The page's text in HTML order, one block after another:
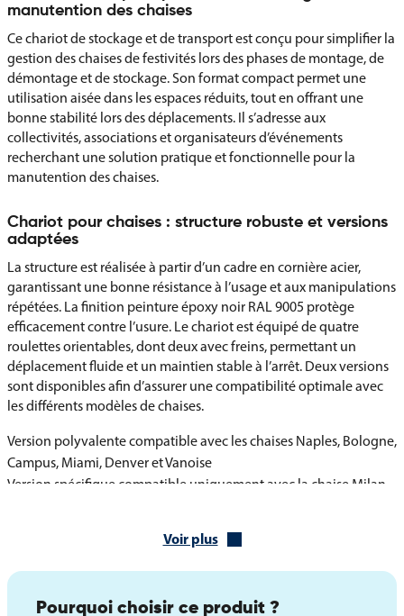
manutention des chaises
Ce chariot de stockage et de transport est conçu pour simplifier la
gestion des chaises de festivités lors des phases de montage, de
démontage et de stockage. Son format compact permet une
utilisation aisée dans les espaces réduits, tout en offrant une
bonne stabilité lors des déplacements. Il s’adresse aux
collectivités, associations et organisateurs d’événements
recherchant une solution pratique et fonctionnelle pour la
manutention des chaises.
Chariot pour chaises : structure robuste et versions
adaptées
La structure est réalisée à partir d’un cadre en cornière acier,
garantissant une bonne résistance à l’usage et aux manipulations
répétées. La finition peinture époxy noir RAL 9005 protège
efficacement contre l’usure. Le chariot est équipé de quatre
roulettes orientables, dont deux avec freins, permettant un
déplacement fluide et un maintien stable à l’arrêt. Deux versions
sont disponibles afin d’assurer une compatibilité optimale avec
les différents modèles de chaises.
Version polyvalente compatible avec les chaises Naples, Bologne,
Campus, Miami, Denver et Vanoise
Version spécifique compatible uniquement avec la chaise Milan
Caractéristiques techniques du chariot de transport
Cadre en cornière acier
Finition peinture époxy noir RAL 9005
Voir plus
Pourquoi choisir ce produit ?